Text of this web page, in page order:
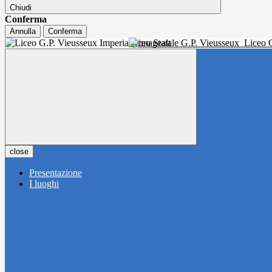
Chiudi
Conferma
Annulla Conferma
Liceo Statale G.P. Vieusseux Liceo
close
Presentazione
I luoghi